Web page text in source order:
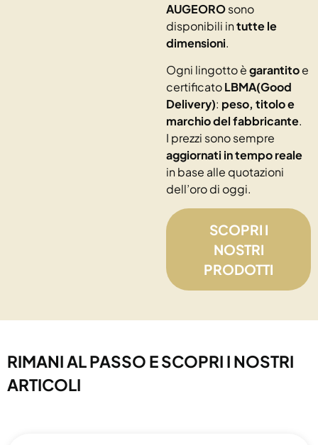
AUGEOROsono
disponibili intutte le
dimensioni.
Ogni lingotto ègarantitoe
certificatoLBMA(Good
Delivery): peso, titolo e
marchio del fabbricante.
I prezzi sono sempre
aggiornati in tempo reale
in base alle quotazioni
dell’oro di oggi.
SCOPRI I
NOSTRI
PRODOTTI
RIMANI AL PASSO E SCOPRI I NOSTRI
ARTICOLI